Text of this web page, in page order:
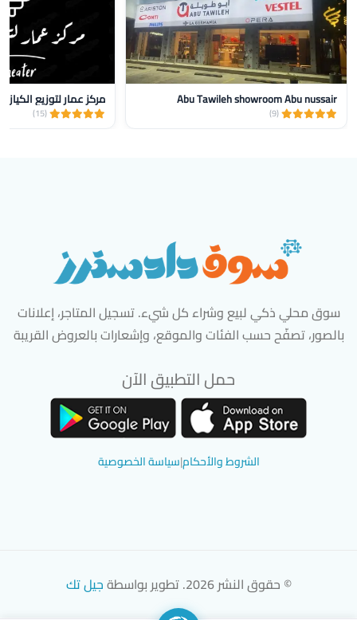
Abu Tawileh showroom Abu nussair
(9)
مركز عمار لتوزيع الكيازر
(15)
سوق محلي ذكي لبيع وشراء كل شيء. تسجيل المتاجر، إعلانات
بالصور، تصفّح حسب الفئات والموقع، وإشعارات بالعروض القريبة
حمل التطبيق الآن
الشروط والأحكام|سياسة الخصوصية
© حقوق النشر 2026. تطوير بواسطة جيل تك